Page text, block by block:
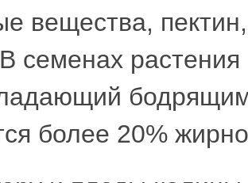
вещества,
семенах
более 20%